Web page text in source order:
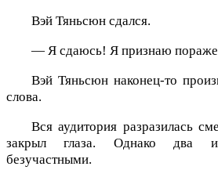
Вэй Тяньсюн сдался.
— Я сдаюсь! Я признаю
Вэй Тяньсюн наконец-то
слова.
Вся аудитория разразилась
закрыл глаза. Однако два
безучастными.